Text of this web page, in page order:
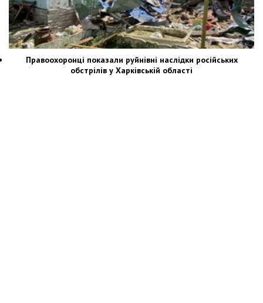
Правоохоронці показали руйнівні наслідки російських
обстрілів у Харківській області